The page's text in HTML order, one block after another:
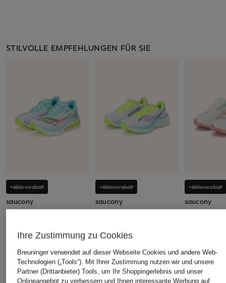
STILVOLLE EMPFEHLUNGEN FÜR SIE
+Aktionsrabatt
saucony
129,99 €
Bestpreis:110,49 €
Ursprünglich:160 €
+Aktionsrabatt
saucony
Ursprünglich:160 €
+Aktionsrabatt
saucony
Ursprünglich:
Ihre Zustimmung zu Cookies
Breuninger verwendet auf dieser Webseite Cookies und andere Web-
Technologien („Tools“). Mit Ihrer Zustimmung nutzen wir und unsere
Partner (Drittanbieter) Tools, um Ihr Shoppingerlebnis und unser
Onlineangebot zu verbessern und Ihnen interessante Werbung auf